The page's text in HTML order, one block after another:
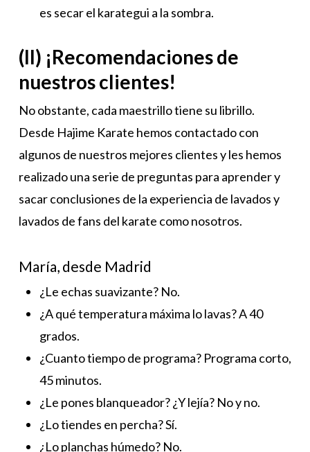
es secar el karategui a la sombra.
(II) ¡Recomendaciones de
nuestros clientes!
No obstante, cada maestrillo tiene su librillo.
Desde Hajime Karate hemos contactado con
algunos de nuestros mejores clientes y les hemos
realizado una serie de preguntas para aprender y
sacar conclusiones de la experiencia de lavados y
lavados de fans del karate como nosotros.
María, desde Madrid
¿Le echas suavizante? No.
¿A qué temperatura máxima lo lavas? A 40
grados.
¿Cuanto tiempo de programa? Programa corto,
45 minutos.
¿Le pones blanqueador? ¿Y lejía? No y no.
¿Lo tiendes en percha? Sí.
¿Lo planchas húmedo? No.